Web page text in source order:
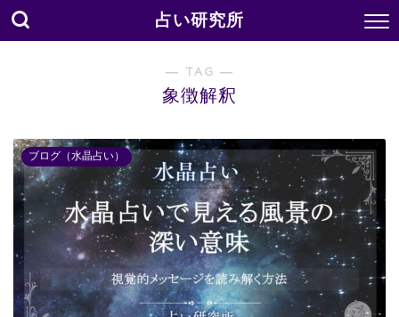
占い研究所
― TAG ―
象徴解釈
ブログ（水晶占い）